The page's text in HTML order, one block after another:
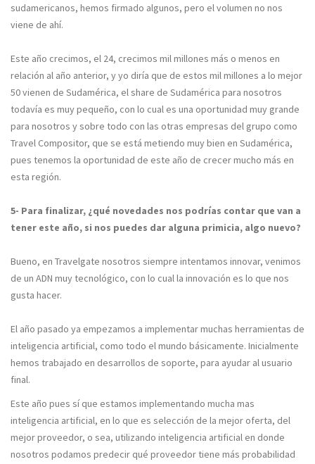
sudamericanos, hemos firmado algunos, pero el volumen no nos
viene de ahí.
Este año crecimos, el 24, crecimos mil millones más o menos en
relación al año anterior, y yo diría que de estos mil millones a lo mejor
50 vienen de Sudamérica, el share de Sudamérica para nosotros
todavía es muy pequeño, con lo cual es una oportunidad muy grande
para nosotros y sobre todo con las otras empresas del grupo como
Travel Compositor, que se está metiendo muy bien en Sudamérica,
pues tenemos la oportunidad de este año de crecer mucho más en
esta región.
5- Para finalizar, ¿qué novedades nos podrías contar que van a
tener este año, si nos puedes dar alguna primicia, algo nuevo?
Bueno, en Travelgate nosotros siempre intentamos innovar, venimos
de un ADN muy tecnológico, con lo cual la innovación es lo que nos
gusta hacer.
El año pasado ya empezamos a implementar muchas herramientas de
inteligencia artificial, como todo el mundo básicamente. Inicialmente
hemos trabajado en desarrollos de soporte, para ayudar al usuario
final.
Este año pues sí que estamos implementando mucha mas
inteligencia artificial, en lo que es selección de la mejor oferta, del
mejor proveedor, o sea, utilizando inteligencia artificial en donde
nosotros podamos predecir qué proveedor tiene más probabilidad